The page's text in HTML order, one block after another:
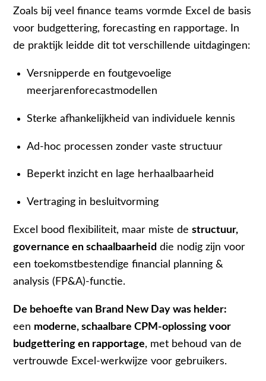
Zoals bij veel finance teams vormde Excel de basis
voor budgettering, forecasting en rapportage. In
de praktijk leidde dit tot verschillende uitdagingen:
Versnipperde en foutgevoelige
meerjarenforecastmodellen
Sterke afhankelijkheid van individuele kennis
Ad-hoc processen zonder vaste structuur
Beperkt inzicht en lage herhaalbaarheid
Vertraging in besluitvorming
Excel bood flexibiliteit, maar miste destructuur,
governance en schaalbaarheid die nodig zijn voor
een toekomstbestendige financial planning &
analysis (FP&A)-functie.
De behoefte van Brand New Day was helder:
een moderne, schaalbare CPM-oplossing voor
budgettering en rapportage, met behoud van de
vertrouwde Excel-werkwijze voor gebruikers.